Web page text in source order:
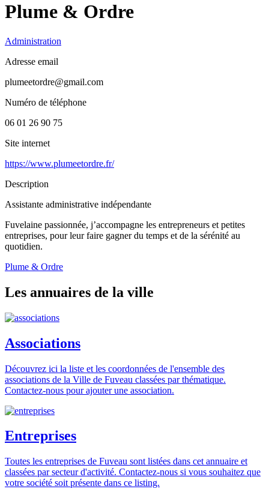
Plume & Ordre
Administration
Adresse email
plumeetordre@gmail.com
Numéro de téléphone
06 01 26 90 75
Site internet
https://www.plumeetordre.fr/
Description
Assistante administrative indépendante
Fuvelaine passionnée, j’accompagne les entrepreneurs et petites
entreprises, pour leur faire gagner du temps et de la sérénité au
quotidien.
Plume & Ordre
Les annuaires de la ville
Associations
Découvrez ici la liste et les coordonnées de l'ensemble des
associations de la Ville de Fuveau classées par thématique.
Contactez-nous pour ajouter une association.
Entreprises
Toutes les entreprises de Fuveau sont listées dans cet annuaire et
classées par secteur d'activité. Contactez-nous si vous souhaitez que
votre société soit présente dans ce listing.